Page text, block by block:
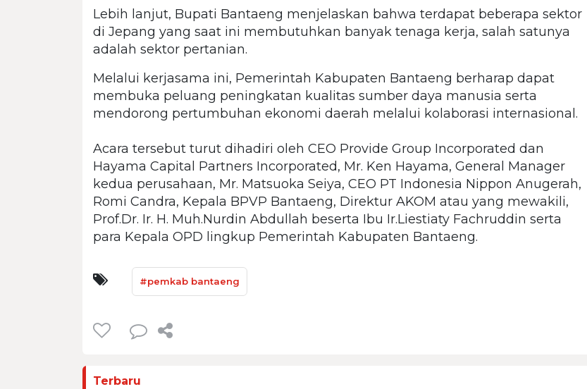
‎Lebih lanjut, Bupati Bantaeng menjelaskan bahwa terdapat beberapa sektor
di Jepang yang saat ini membutuhkan banyak tenaga kerja, salah satunya
adalah sektor pertanian.
Melalui kerjasama ini, Pemerintah Kabupaten Bantaeng berharap dapat
membuka peluang peningkatan kualitas sumber daya manusia serta
mendorong pertumbuhan ekonomi daerah melalui kolaborasi internasional.
‎Acara tersebut turut dihadiri oleh CEO Provide Group Incorporated dan
Hayama Capital Partners Incorporated, Mr. Ken Hayama, General Manager
kedua perusahaan, Mr. Matsuoka Seiya, CEO PT Indonesia Nippon Anugerah,
Romi Candra, Kepala BPVP Bantaeng, Direktur AKOM atau yang mewakili,
Prof.Dr. Ir. H. Muh.Nurdin Abdullah beserta Ibu Ir.Liestiaty Fachruddin serta
para Kepala OPD lingkup Pemerintah Kabupaten Bantaeng.
#pemkab bantaeng
Terbaru